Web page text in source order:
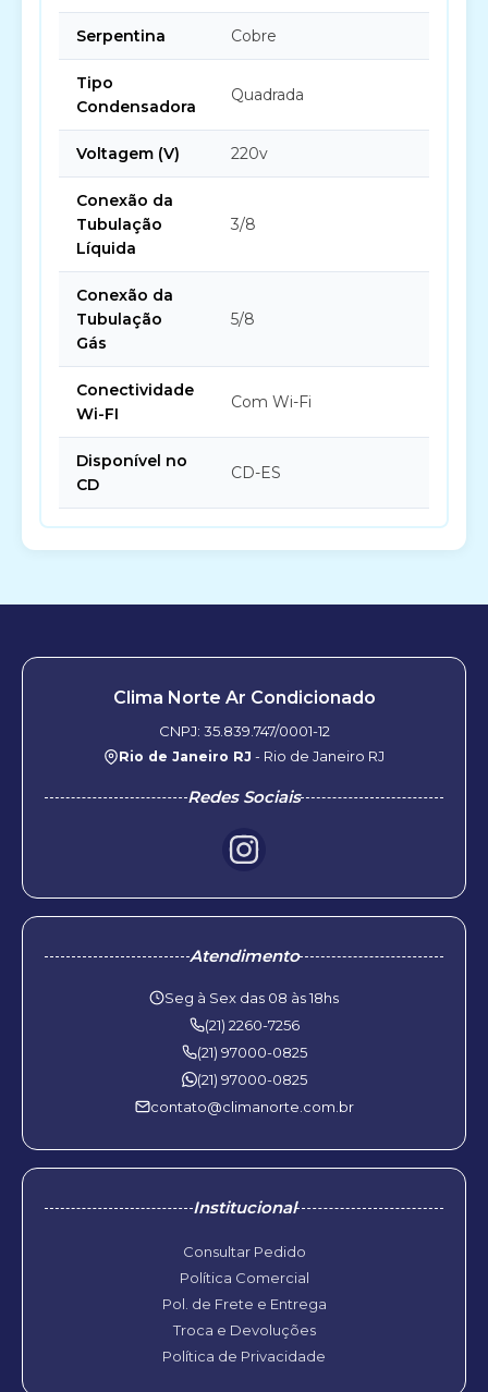
Serpentina Cobre
Tipo
Condensadora
Quadrada
Voltagem (V) 220v
Conexão da
Tubulação
Líquida
3/8
Conexão da
Tubulação
Gás
5/8
Conectividade
Wi-FI
Com Wi-Fi
Disponível no
CD
CD-ES
Clima Norte Ar Condicionado
CNPJ: 35.839.747/0001-12
Rio de Janeiro RJ - Rio de Janeiro RJ
Redes Sociais
Atendimento
Seg à Sex das 08 às 18hs
(21) 2260-7256
(21) 97000-0825
(21) 97000-0825
contato@climanorte.com.br
Institucional
Consultar Pedido
Política Comercial
Pol. de Frete e Entrega
Troca e Devoluções
Política de Privacidade